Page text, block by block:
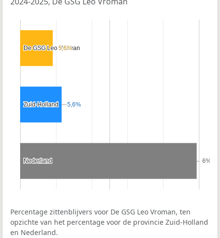
De GSG Leo Vroman
De GSG Leo Vroman
Zuid-Holland
Zuid-Holland
Nederland
Nederland
5,6%
5,6%
5,6%
5,6%
6%
6%
Percentage zittenblijvers voor De GSG Leo Vroman, ten
opzichte van het percentage voor de provincie Zuid-Holland
en Nederland.